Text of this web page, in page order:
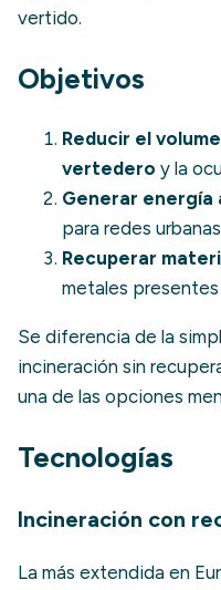
vertido.
Objetivos
Reducir el
vertedero y la
Generar energía
para redes
Recuperar
metales presentes
Se diferencia de la
incineración sin
una de las opciones
Tecnologías
Incineración con
La más extendida en